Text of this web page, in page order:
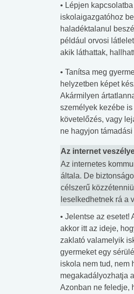
• Lépjen
iskolaigazgatóhoz
haladéktalanul
például orvosi
akik láthattak,
• Tanítsa meg
helyzetben képet
Akármilyen
személyek kezébe
követelőzés, vagy
ne hagyjon
Az internet
Az internetes
általa. De
célszerű
leselkedhetnek rá a
• Jelentse az
akkor itt az ideje,
zaklató valamelyik
gyermeket egy
iskola nem tud, nem
megakadályozhatja
Azonban ne feledje,